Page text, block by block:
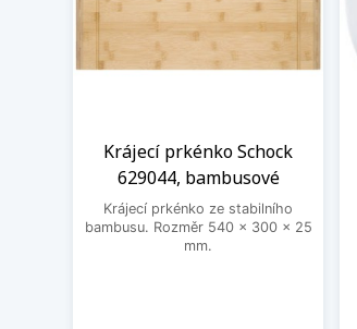
Krájecí prkénko Schock
629044, bambusové
Krájecí prkénko ze stabilního
bambusu. Rozměr 540 x 300 x 25
mm.